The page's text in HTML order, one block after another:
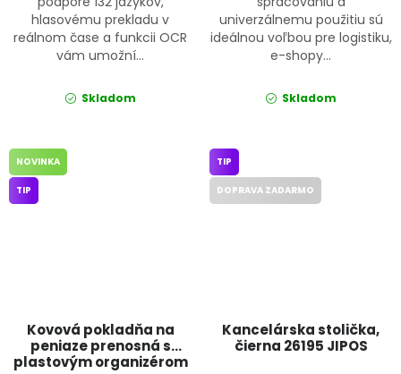
hlasovému prekladu v
reálnom čase a funkcii OCR
vám umožní...
Skladom
univerzálnemu použitiu sú
ideálnou voľbou pre logistiku,
e-shopy...
Skladom
Kovová pokladňa na
peniaze prenosná s
plastovým organizérom
NOVINKA
TIP
Kancelárska stolička,
čierna 26195 JIPOS
TIP
DOPRAVA ZADARMO